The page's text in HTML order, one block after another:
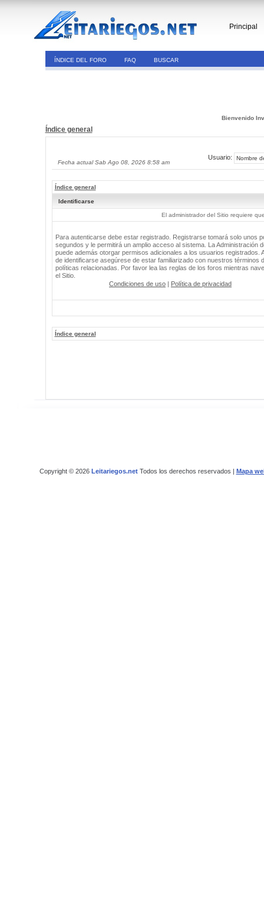
Principal
ÍNDICE DEL FORO FAQ BUSCAR
Bienvenido
Índice general
Fecha actual Sab Ago 08, 2026 8:58 am
Usuario:
Índice general
Identificarse
El administrador del Sitio requiere
Para autenticarse debe estar registrado. Registrarse tomará solo unos
segundos y le permitirá un amplio acceso al sistema. La Administración
puede además otorgar permisos adicionales a los usuarios registrados.
de identificarse asegúrese de estar familiarizado con nuestros términos
políticas relacionadas. Por favor lea las reglas de los foros mientras
el Sitio.
Condiciones de uso | Política de privacidad
Índice general
Copyright © 2026 Leitariegos.netTodos los derechos reservados | Mapa